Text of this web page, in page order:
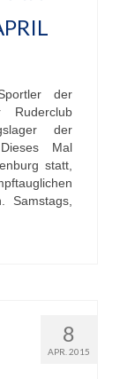
der
Ruderclub
der
Dieses Mal
statt,
Samstags,
8
APR. 2015